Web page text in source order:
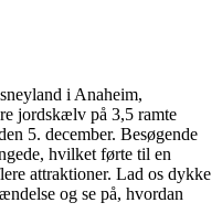
i Anaheim,
jordskælv på 3,5 ramte
5. december. Besøgende
hvilket førte til en
attraktioner. Lad os dykke
og se på, hvordan